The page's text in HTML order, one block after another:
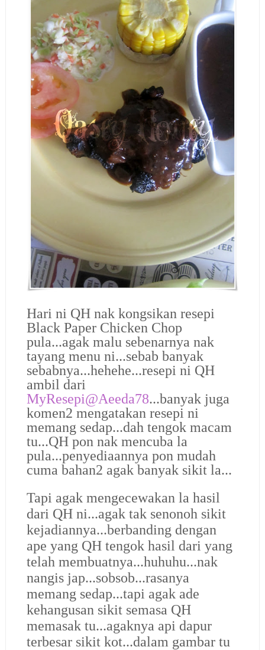
Hari ni QH nak kongsikan resepi
Black Paper Chicken Chop
pula...agak malu sebenarnya nak
tayang menu ni...sebab banyak
sebabnya...hehehe...resepi ni QH
ambil dari
MyResepi@Aeeda78...banyak juga
komen2 mengatakan resepi ni
memang sedap...dah tengok macam
tu...QH pon nak mencuba la
pula...penyediaannya pon mudah
cuma bahan2 agak banyak sikit la...
Tapi agak mengecewakan la hasil
dari QH ni...agak tak senonoh sikit
kejadiannya...berbanding dengan
ape yang QH tengok hasil dari yang
telah membuatnya...huhuhu...nak
nangis jap...sobsob...rasanya
memang sedap...tapi agak ade
kehangusan sikit semasa QH
memasak tu...agaknya api dapur
terbesar sikit kot...dalam gambar tu